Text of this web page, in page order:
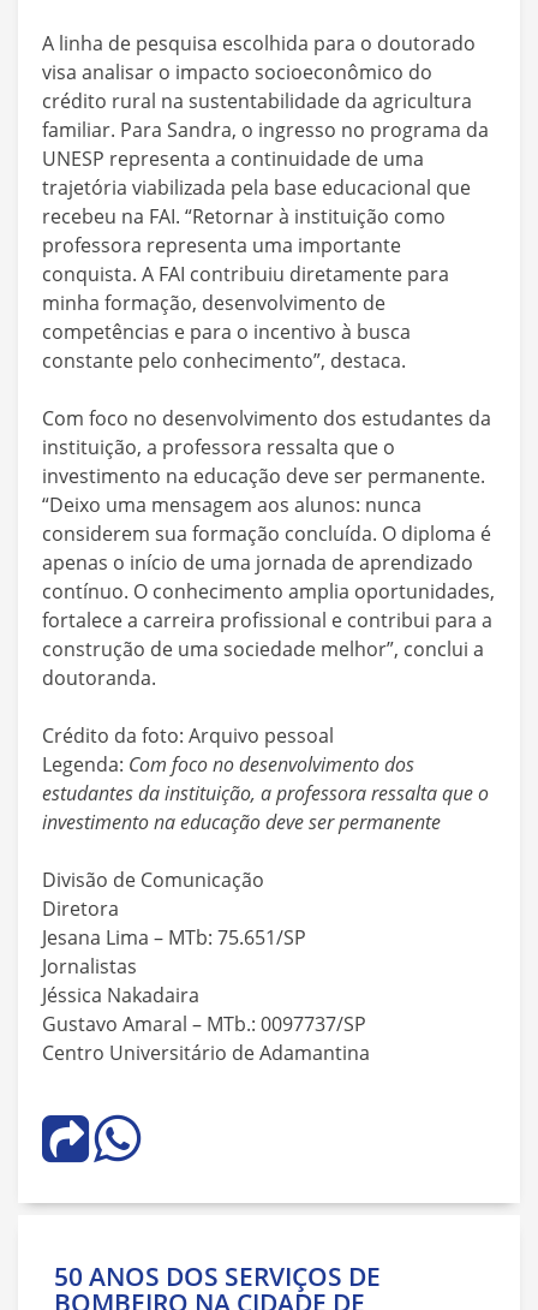
A linha de pesquisa escolhida para o doutorado
visa analisar o impacto socioeconômico do
crédito rural na sustentabilidade da agricultura
familiar. Para Sandra, o ingresso no programa da
UNESP representa a continuidade de uma
trajetória viabilizada pela base educacional que
recebeu na FAI. “Retornar à instituição como
professora representa uma importante
conquista. A FAI contribuiu diretamente para
minha formação, desenvolvimento de
competências e para o incentivo à busca
constante pelo conhecimento”, destaca.
Com foco no desenvolvimento dos estudantes da
instituição, a professora ressalta que o
investimento na educação deve ser permanente.
“Deixo uma mensagem aos alunos: nunca
considerem sua formação concluída. O diploma é
apenas o início de uma jornada de aprendizado
contínuo. O conhecimento amplia oportunidades,
fortalece a carreira profissional e contribui para a
construção de uma sociedade melhor”, conclui a
doutoranda.
Crédito da foto: Arquivo pessoal
Legenda: Com foco no desenvolvimento dos
estudantes da instituição, a professora ressalta que o
investimento na educação deve ser permanente
Divisão de Comunicação
Diretora
Jesana Lima – MTb: 75.651/SP
Jornalistas
Jéssica Nakadaira
Gustavo Amaral – MTb.: 0097737/SP
Centro Universitário de Adamantina
50 ANOS DOS SERVIÇOS DE
BOMBEIRO NA CIDADE DE